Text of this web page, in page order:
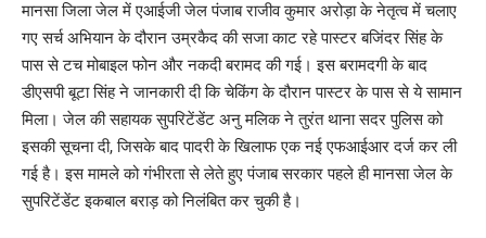
मानसा जिला जेल में एआईजी जेल पंजाब राजीव कुमार अरोड़ा के नेतृत्व में चलाए
गए सर्च अभियान के दौरान उम्रकैद की सजा काट रहे पास्टर बजिंदर सिंह के
पास से टच मोबाइल फोन और नकदी बरामद की गई। इस बरामदगी के बाद
डीएसपी बूटा सिंह ने जानकारी दी कि चेकिंग के दौरान पास्टर के पास से ये सामान
मिला। जेल की सहायक सुपरिटेंडेंट अनु मलिक ने तुरंत थाना सदर पुलिस को
इसकी सूचना दी, जिसके बाद पादरी के खिलाफ एक नई एफआईआर दर्ज कर ली
गई है। इस मामले को गंभीरता से लेते हुए पंजाब सरकार पहले ही मानसा जेल के
सुपरिटेंडेंट इकबाल बराड़ को निलंबित कर चुकी है।